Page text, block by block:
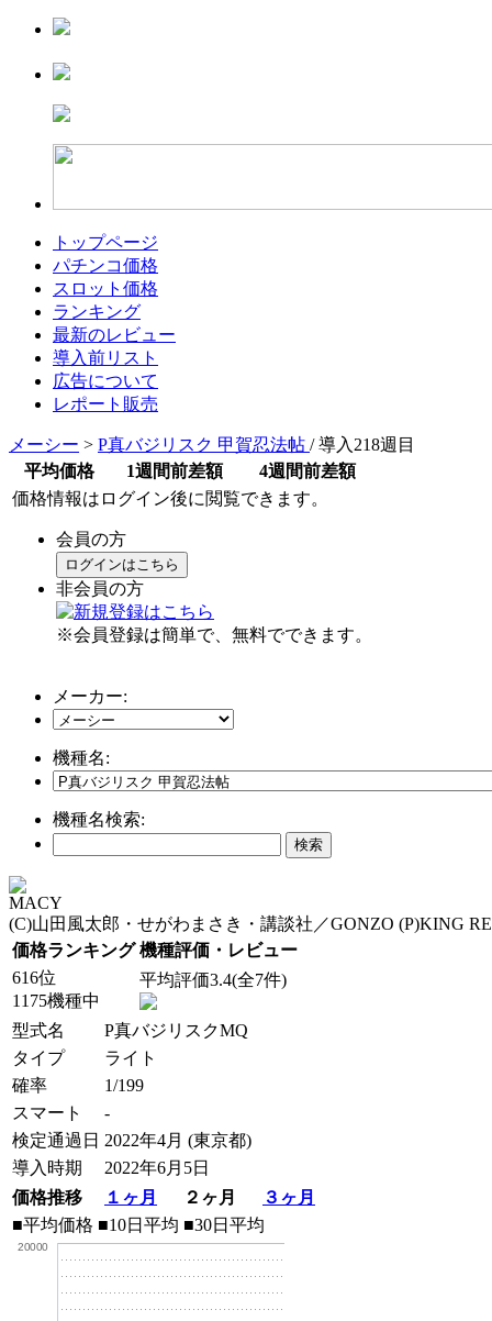
トップページ
パチンコ価格
スロット価格
ランキング
最新のレビュー
導入前リスト
広告について
レポート販売
メーシー > P真バジリスク 甲賀忍法帖 / 導入218週目
平均価格
1週間前差額
4週間前差額
価格情報はログイン後に閲覧できます。
会員の方
ログインはこちら
非会員の方
※会員登録は簡単で、無料でできます。
メーカー:
機種名:
機種名検索:
MACY
(C)山田風太郎・せがわまさき・講談社／GONZO (P)KING
価格ランキング 機種評価・レビュー
616位
1175機種中
平均評価3.4(全7件)
型式名
P真バジリスクMQ
タイプ
ライト
確率
1/199
スマート
-
検定通過日 2022年4月 (東京都)
導入時期
2022年6月5日
価格推移
１ヶ月 ２ヶ月
３ヶ月
■平均価格 ■10日平均 ■30日平均
20000